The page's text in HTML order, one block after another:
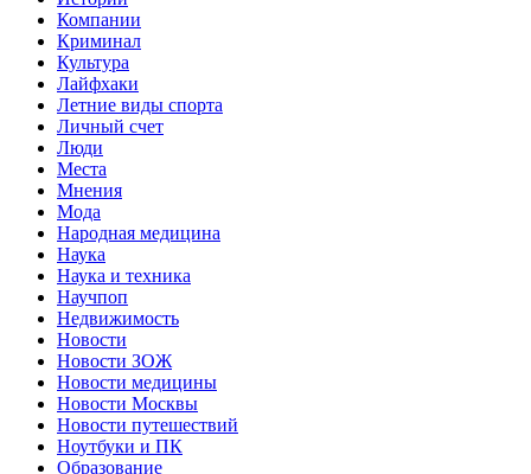
Компании
Криминал
Культура
Лайфхаки
Летние виды спорта
Личный счет
Люди
Места
Мнения
Мода
Народная медицина
Наука
Наука и техника
Научпоп
Недвижимость
Новости
Новости ЗОЖ
Новости медицины
Новости Москвы
Новости путешествий
Ноутбуки и ПК
Образование